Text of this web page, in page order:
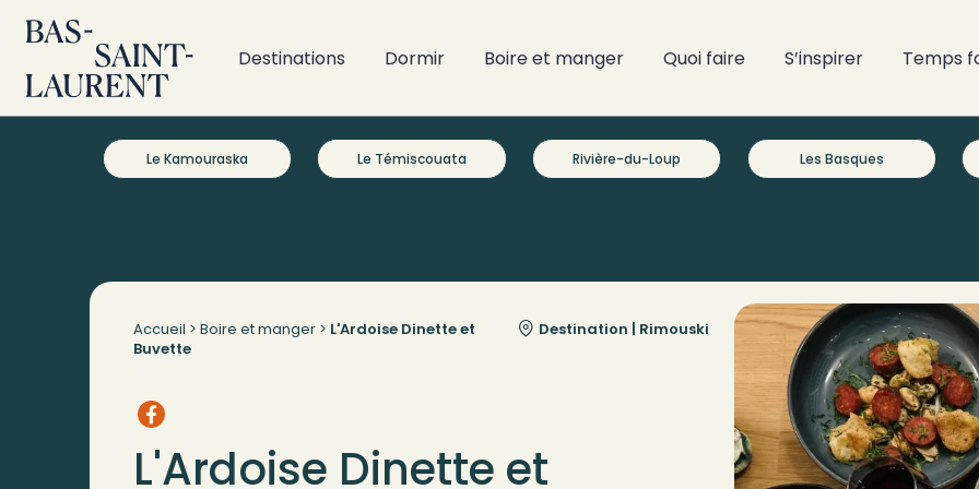
Destinations Dormir Boire et manger Quoi faire S’inspirer Temps
Le Kamouraska Le Témiscouata Rivière-du-Loup Les Basques
Accueil > Boire et manger > L'Ardoise Dinette et
Buvette
Destination | Rimouski
L'Ardoise Dinette et